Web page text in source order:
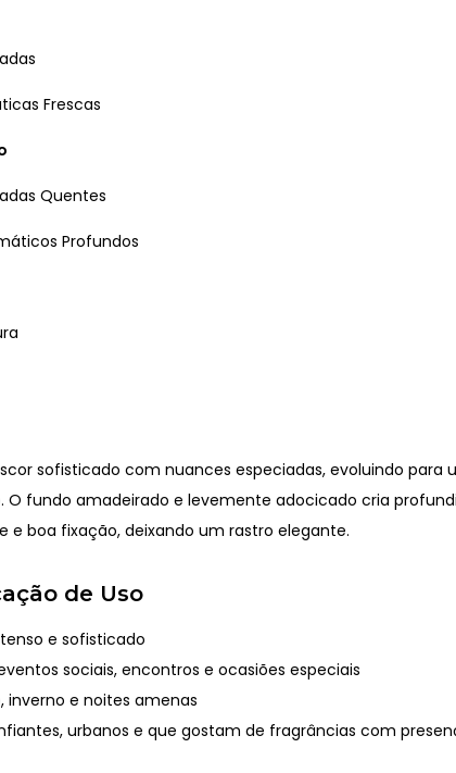
Frescas
Quentes
Profundos
sofisticado com nuances especiadas, evoluindo para
O fundo amadeirado e levemente adocicado cria
e boa fixação, deixando um rastro elegante.
de Uso
e sofisticado
sociais, encontros e ocasiões especiais
inverno e noites amenas
urbanos e que gostam de fragrâncias com